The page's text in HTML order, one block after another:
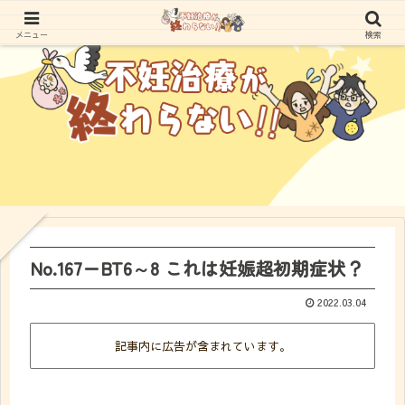
No.167ーBT6～8 これは妊娠超初期症状？
2022.03.04
記事内に広告が含まれています。
メニュー 検索